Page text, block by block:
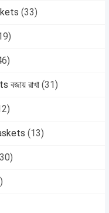
(33)
বজায় রাখা (31)
(13)